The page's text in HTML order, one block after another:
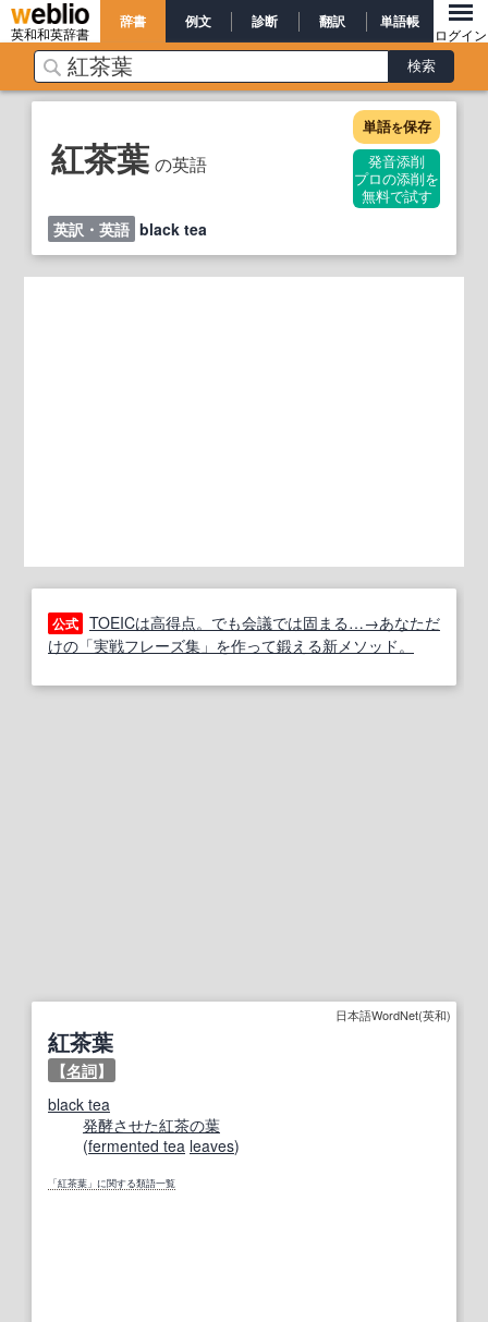
英和和英辞書
辞書 例文 診断 翻訳 単語帳
ログイン
紅茶葉 の英語
単語を保存
発音添削
プロの添削を
無料で試す
英訳・英語 black tea
公式 TOEICは高得点。でも会議では固まる…→あなただ
けの「実戦フレーズ集」を作って鍛える新メソッド。
日本語WordNet(英和)
紅茶葉
【名詞】
black tea
発酵させた紅茶の葉
(fermented tea leaves)
「紅茶葉」に関する類語一覧